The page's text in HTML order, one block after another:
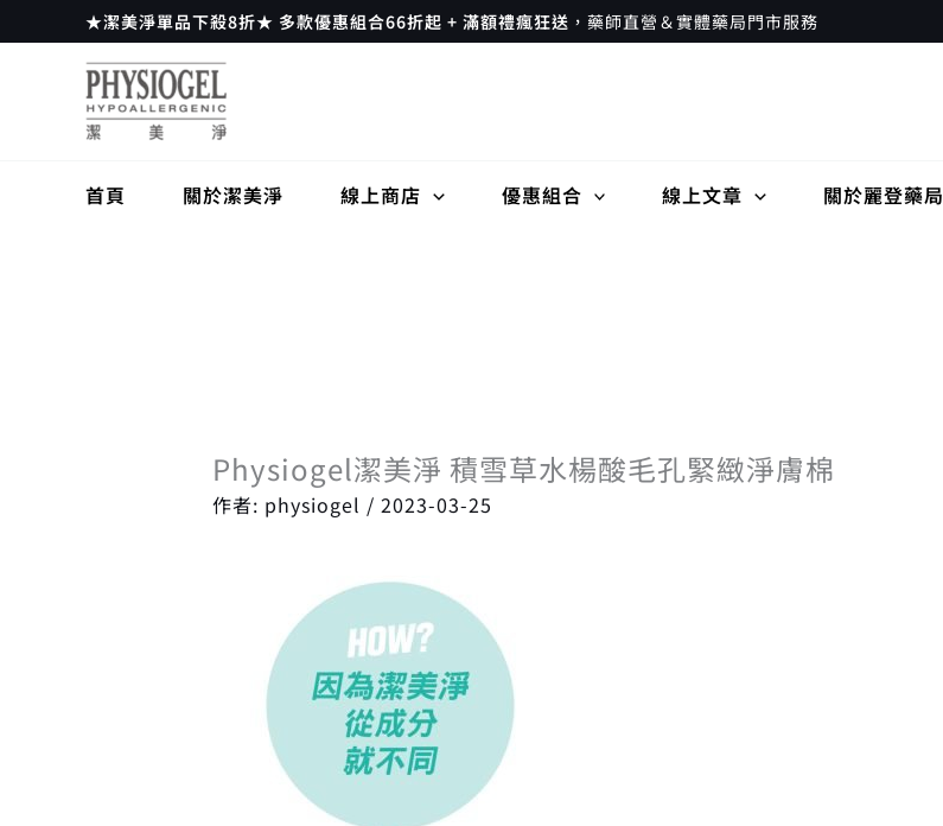
至
★潔美淨單品下殺8折★ 多款優惠組合66折起 + 滿額禮瘋狂送 ，藥師直營＆實體藥局門市服務
首頁 關於潔美淨 線上商店 優惠組合 線上文章 關於麗登藥局
Physiogel潔美淨 積雪草水楊酸毛孔緊緻淨膚棉
作者: physiogel / 2023-03-25